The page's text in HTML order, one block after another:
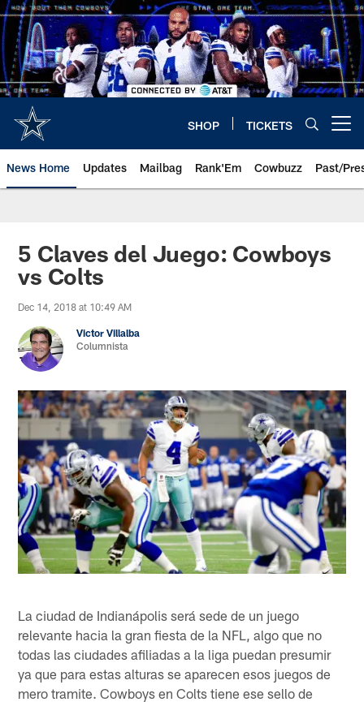
Skip
to
main
content
SHOP TICKETS
News Home Updates Mailbag Rank'Em Cowbuzz Past/
5 Claves del Juego: Cowboys
vs Colts
Dec 14, 2018 at 10:49 AM
Victor Villalba
Columnista
La ciudad de Indianápolis será sede de un juego
relevante hacia la gran fiesta de la NFL, algo que no
todas las ciudades afiliadas a la liga puedan presumir
ya que para estas alturas se aparecen esos juegos de
mero tramite. Cowboys en Colts tiene ese sello de